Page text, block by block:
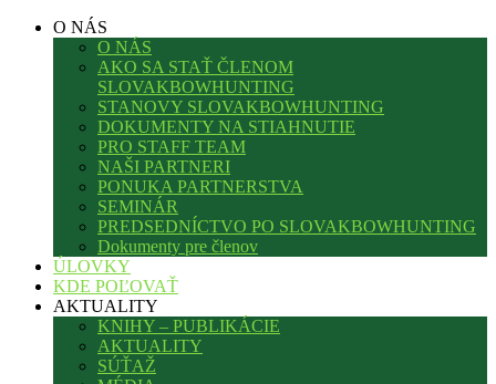
O NÁS
O NÁS
AKO SA STAŤ ČLENOM
SLOVAKBOWHUNTING
STANOVY SLOVAKBOWHUNTING
DOKUMENTY NA STIAHNUTIE
PRO STAFF TEAM
NAŠI PARTNERI
PONUKA PARTNERSTVA
SEMINÁR
PREDSEDNÍCTVO PO SLOVAKBOWHUNTING
Dokumenty pre členov
ÚLOVKY
KDE POĽOVAŤ
AKTUALITY
KNIHY – PUBLIKÁCIE
AKTUALITY
SÚŤAŽ